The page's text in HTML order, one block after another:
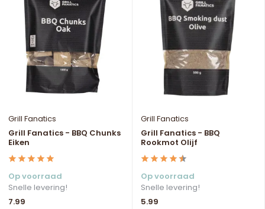
Grill Fanatics
Grill Fanatics - BBQ Chunks
Eiken
Op voorraad
Snelle levering!
7.99
Grill Fanatics
Grill Fanatics - BBQ
Rookmot Olijf
Op voorraad
Snelle levering!
5.99